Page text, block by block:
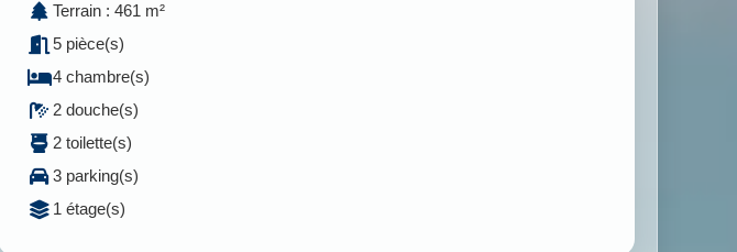
Terrain : 461 m²
5 pièce(s)
4 chambre(s)
2 douche(s)
2 toilette(s)
3 parking(s)
1 étage(s)